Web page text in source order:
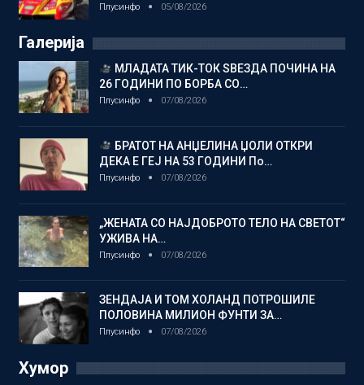
Плусинфо 05/08/2026
Галерија
МЛАДАТА ТИК-ТОК ЅВЕЗДА ПОЧИНА НА
26 ГОДИНИ ПО БОРБА СО…
Плусинфо 07/08/2026
БРАТОТ НА АНЏЕЛИНА ЏОЛИ ОТКРИ
ДЕКА Е ГЕЈ НА 53 ГОДИНИ По…
Плусинфо 07/08/2026
„ЖЕНАТА СО НАЈДОБРОТО ТЕЛО НА СВЕТОТ“
УЖИВА НА…
Плусинфо 07/08/2026
ЗЕНДАЈА И ТОМ ХОЛАНД ПОТРОШИЛЕ
ПОЛОВИНА МИЛИОН ФУНТИ ЗА…
Плусинфо 07/08/2026
Хумор